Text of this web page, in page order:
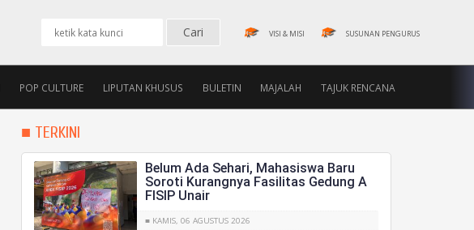
VISI & MISI SUSUNAN PENGURUS
POP CULTURE LIPUTAN KHUSUS BULETIN MAJALAH TAJUK RENCANA
■ TERKINI
Belum Ada Sehari, Mahasiswa Baru
Soroti Kurangnya Fasilitas Gedung A
FISIP Unair
■ KAMIS, 06 AGUSTUS 2026